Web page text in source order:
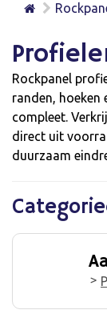
Rockpanel
randen, hoeken
compleet.
direct uit
duurzaam